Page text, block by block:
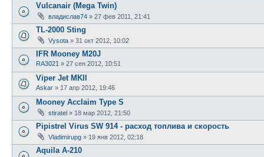
Vulcanair (Mega Twin)
владислав74 » 27 фев 2011, 21:41
TL-2000 Sting
Vysota » 31 окт 2012, 10:02
IFR Mooney M20J
RA3021 » 27 сен 2012, 10:51
Viper Jet MKII
Askar » 17 апр 2012, 19:46
Mooney Acclaim Type S
stiratel » 18 мар 2012, 21:50
Pipistrel Virus SW 914 - расход топлива и скорость
Vladimirupg » 19 янв 2012, 02:18
Aquila A-210